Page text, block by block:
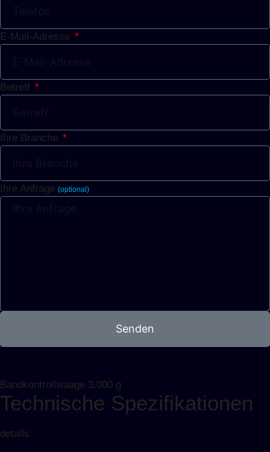
E-Mail-Adresse
Betreff
Ihre Branche
Ihre Anfrage (optional)
Senden
Bandkontrollwaage 3.000 g
Technische Spezifikationen
details